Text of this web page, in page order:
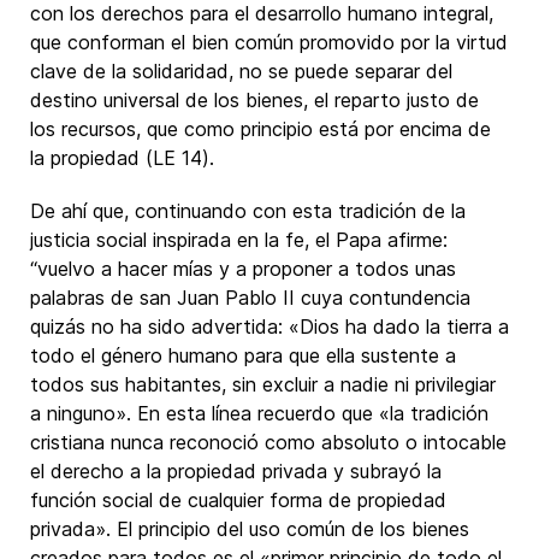
con los derechos para el desarrollo humano integral,
que conforman el bien común promovido por la virtud
clave de la solidaridad, no se puede separar del
destino universal de los bienes, el reparto justo de
los recursos, que como principio está por encima de
la propiedad (LE 14).
De ahí que, continuando con esta tradición de la
justicia social inspirada en la fe, el Papa afirme:
“vuelvo a hacer mías y a proponer a todos unas
palabras de san Juan Pablo II cuya contundencia
quizás no ha sido advertida: «Dios ha dado la tierra a
todo el género humano para que ella sustente a
todos sus habitantes, sin excluir a nadie ni privilegiar
a ninguno». En esta línea recuerdo que «la tradición
cristiana nunca reconoció como absoluto o intocable
el derecho a la propiedad privada y subrayó la
función social de cualquier forma de propiedad
privada». El principio del uso común de los bienes